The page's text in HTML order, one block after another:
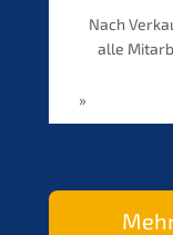
Nach
alle
»